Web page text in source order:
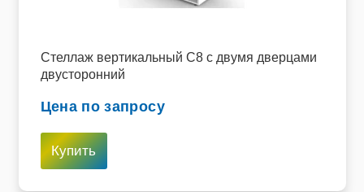
Стеллаж вертикальный C8 с двумя дверцами
двусторонний
Цена по запросу
Купить